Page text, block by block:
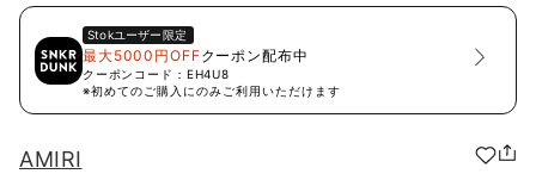
Stokユーザー限定
最大5000円OFFクーポン配布中
クーポンコード： EH4U8
※初めてのご購入にのみご利用いただけます
AMIRI